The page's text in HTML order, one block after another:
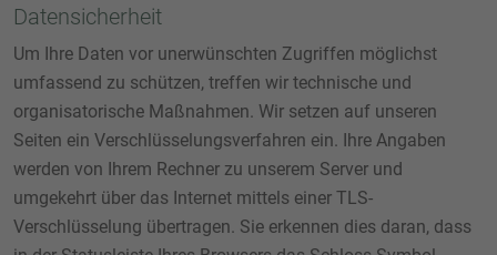
Datensicherheit
Um Ihre Daten vor unerwünschten Zugriffen möglichst
umfassend zu schützen, treffen wir technische und
organisatorische Maßnahmen. Wir setzen auf unseren
Seiten ein Verschlüsselungsverfahren ein. Ihre Angaben
werden von Ihrem Rechner zu unserem Server und
umgekehrt über das Internet mittels einer TLS-
Verschlüsselung übertragen. Sie erkennen dies daran, dass